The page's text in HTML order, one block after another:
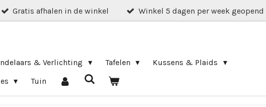
Gratis afhalen in de winkel Winkel 5 dagen per week geopend
& Verlichting Tafelen
Kussens & Plaids
Tuin